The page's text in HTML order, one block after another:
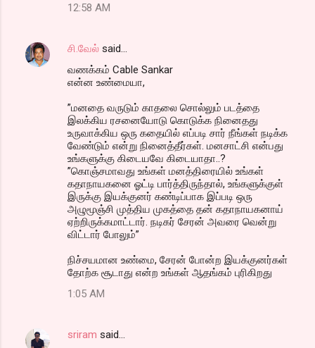
12:58 AM
சி.வேல் said…
வணக்கம் Cable Sankar
என்ன உண்மையா,
”மனதை வருடும் காதலை சொல்லும் படத்தை
இலக்கிய ரசனையோடு கொடுக்க நினைதது
உருவாக்கிய ஒரு கதையில் எப்படி சார் நீங்கள் நடிக்க
வேண்டும் என்று நினைத்தீர்கள். மனசாட்சி என்பது
உங்களுக்கு கிடையவே கிடையாதா..?
”கொஞ்சமாவது உங்கள் மனத்திரையில் உங்கள்
கதாநாயகனை ஓட்டி பார்த்திருந்தால், உங்களுக்குள்
இருக்கு இயக்குனர் கண்டிப்பாக இப்படி ஒரு
அழுமூஞ்சி முத்திய முகத்தை தன் கதாநாயகனாய்
ஏற்றிருக்கமாட்டார். நடிகர் சேரன் அவரை வென்று
விட்டார் போலும்”
நிச்சயமான உண்மை, சேரன் போன்ற இயக்குனர்கள்
தோற்க சூடாது என்ற உங்கள் ஆதங்கம் புரிகிறது
1:05 AM
sriram said…